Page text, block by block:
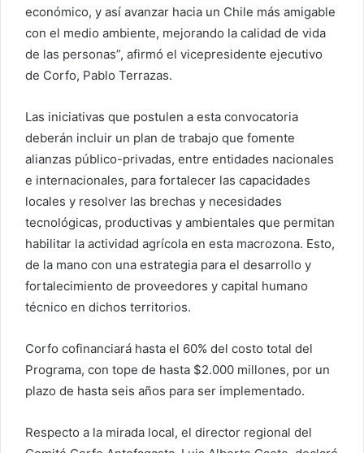
económico, y así avanzar hacia un Chile más amigable
con el medio ambiente, mejorando la calidad de vida
de las personas”, afirmó el vicepresidente ejecutivo
de Corfo, Pablo Terrazas.
Las iniciativas que postulen a esta convocatoria
deberán incluir un plan de trabajo que fomente
alianzas público-privadas, entre entidades nacionales
e internacionales, para fortalecer las capacidades
locales y resolver las brechas y necesidades
tecnológicas, productivas y ambientales que permitan
habilitar la actividad agrícola en esta macrozona. Esto,
de la mano con una estrategia para el desarrollo y
fortalecimiento de proveedores y capital humano
técnico en dichos territorios.
Corfo cofinanciará hasta el 60% del costo total del
Programa, con tope de hasta $2.000 millones, por un
plazo de hasta seis años para ser implementado.
Respecto a la mirada local, el director regional del